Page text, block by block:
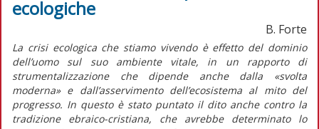
ecologiche
B. Forte
La crisi ecologica che stiamo vivendo è effetto del dominio
dell’uomo sul suo ambiente vitale, in un rapporto di
strumentalizzazione che dipende anche dalla «svolta
moderna» e dall’asservimento dell’ecosistema al mito del
progresso. In questo è stato puntato il dito anche contro la
tradizione ebraico-cristiana, che avrebbe determinato lo